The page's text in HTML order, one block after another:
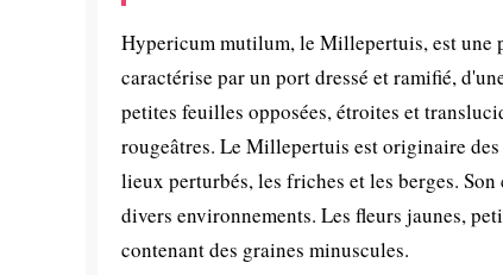
Hypericum mutilum, le Millepertuis, est une
caractérise par un port dressé et ramifié,
petites feuilles opposées, étroites et
rougeâtres. Le Millepertuis est originaire
lieux perturbés, les friches et les berges.
divers environnements. Les fleurs jaunes,
contenant des graines minuscules.